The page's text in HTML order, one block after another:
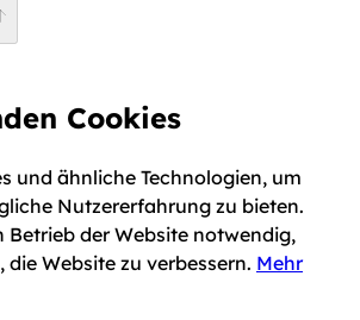
Cookies
und ähnliche Technologien, um
Nutzererfahrung zu bieten.
Betrieb der Website notwendig,
Website zu verbessern. Mehr